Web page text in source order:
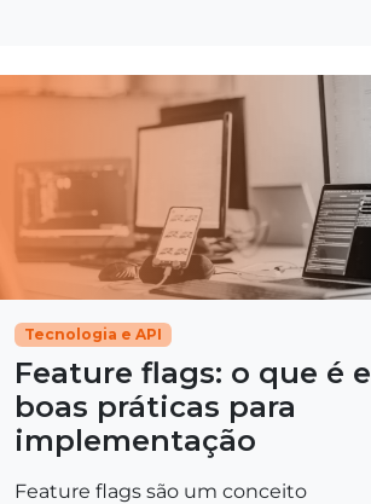
Tecnologia e API
Feature flags: o que é e
boas práticas para
implementação
Feature flags são um conceito